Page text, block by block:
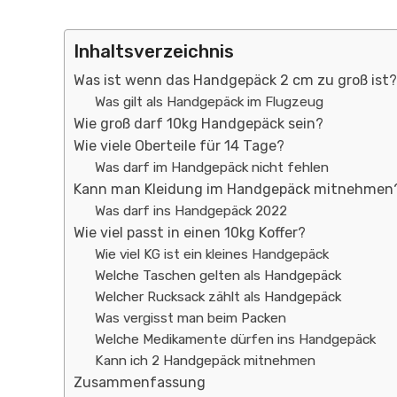
Inhaltsverzeichnis
Was ist wenn das Handgepäck 2 cm zu groß ist?
Was gilt als Handgepäck im Flugzeug
Wie groß darf 10kg Handgepäck sein?
Wie viele Oberteile für 14 Tage?
Was darf im Handgepäck nicht fehlen
Kann man Kleidung im Handgepäck
Was darf ins Handgepäck 2022
Wie viel passt in einen 10kg Koffer?
Wie viel KG ist ein kleines Handgepäck
Welche Taschen gelten als Handgepäck
Welcher Rucksack zählt als Handgepäck
Was vergisst man beim Packen
Welche Medikamente dürfen ins Handgepäck
Kann ich 2 Handgepäck mitnehmen
Zusammenfassung